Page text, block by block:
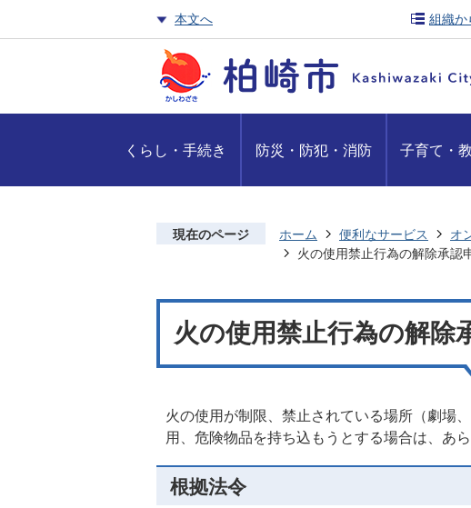
本文へ 組織か
くらし・手続き 防災・防犯・消防 子育て・
現在のページ ホーム 便利なサービス オ
火の使用禁止行為の解除承認
火の使用禁止行為の解除
火の使用が制限、禁止されている場所（劇場
用、危険物品を持ち込もうとする場合は、あ
根拠法令